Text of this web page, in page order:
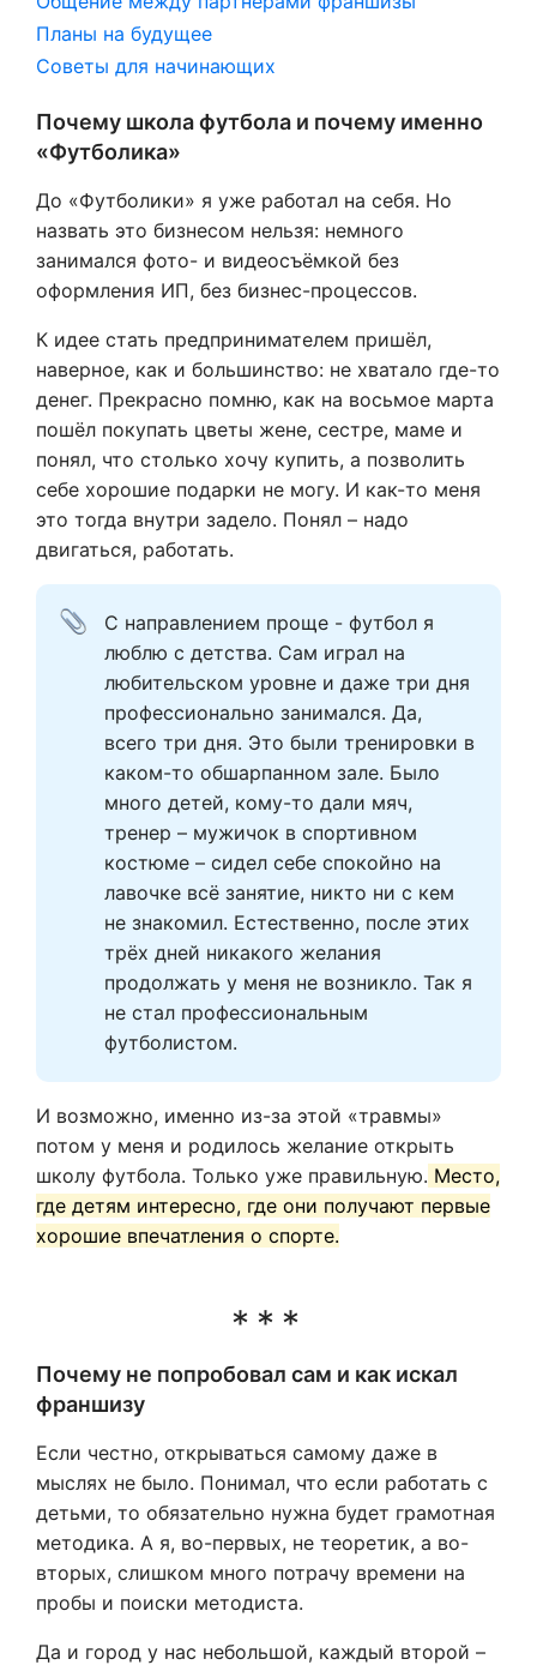
Планы на будущее
Советы для начинающих
Почему школа футбола и почему именно
«Футболика»
До «Футболики» я уже работал на себя. Но
назвать это бизнесом нельзя: немного
занимался фото- и видеосъёмкой без
оформления ИП, без бизнес-процессов.
К идее стать предпринимателем пришёл,
наверное, как и большинство: не хватало где-то
денег. Прекрасно помню, как на восьмое марта
пошёл покупать цветы жене, сестре, маме и
понял, что столько хочу купить, а позволить
себе хорошие подарки не могу. И как-то меня
это тогда внутри задело. Понял – надо
двигаться, работать.
С направлением проще - футбол я
люблю с детства. Сам играл на
любительском уровне и даже три дня
профессионально занимался. Да,
всего три дня. Это были тренировки в
каком-то обшарпанном зале. Было
много детей, кому-то дали мяч,
тренер – мужичок в спортивном
костюме – сидел себе спокойно на
лавочке всё занятие, никто ни с кем
не знакомил. Естественно, после этих
трёх дней никакого желания
продолжать у меня не возникло. Так я
не стал профессиональным
футболистом.
И возможно, именно из-за этой «травмы»
потом у меня и родилось желание открыть
школу футбола. Только уже правильную. Место,
где детям интересно, где они получают первые
хорошие впечатления о спорте.
Почему не попробовал сам и как искал
франшизу
Если честно, открываться самому даже в
мыслях не было. Понимал, что если работать с
детьми, то обязательно нужна будет грамотная
методика. А я, во-первых, не теоретик, а во-
вторых, слишком много потрачу времени на
пробы и поиски методиста.
Да и город у нас небольшой, каждый второй –